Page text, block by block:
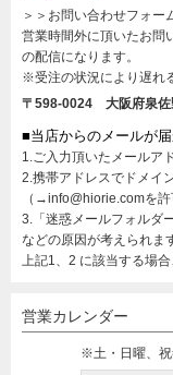
＞＞お問い合わせフォー
営業時間外に頂いたお問
の配信になります。
※受注の状況により遅れ
〒598-0024 大阪府泉佐
■当店からのメールが
1.ご入力頂いたメールア
2.携帯アドレスでドメイ
（→info@hiorie.comを許
3.「迷惑メールフォルダ
などの原因が考えられま
上記1、2 に該当する場
営業カレンダー
※土・日曜、